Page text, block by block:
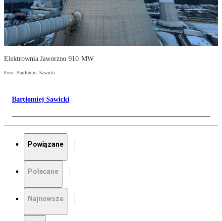
Elektrownia Jaworzno 910 MW
Foto: Bartłomiej Sawicki
Bartłomiej Sawicki
Powiązane
Polecane
Najnowsze